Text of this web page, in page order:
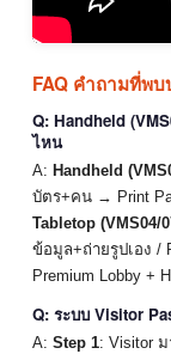
FAQ คำถามที่พบ
Q: Handheld
ไหน
A: Handheld
บัตร+คน → Print
Tabletop (VMS04/
ข้อมูล+ถ่ายรูปเอง /
Premium Lobby +
Q: ระบบ Visitor
A: Step 1: Visitor